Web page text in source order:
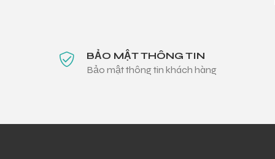
BẢO MẬT THÔNG TIN
Bảo mật thông tin khách hàng